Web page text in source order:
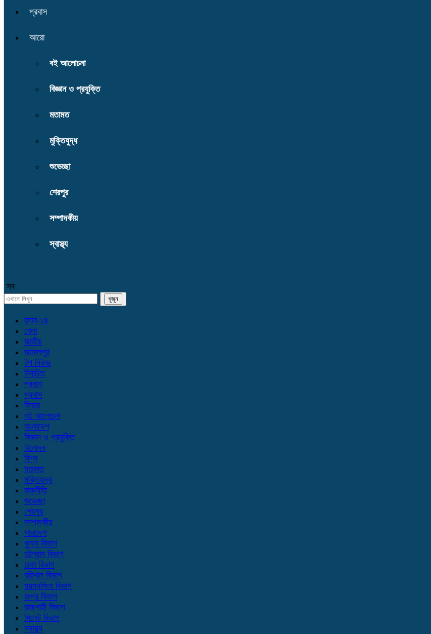
প্রবাস
আরো
বই আলোচনা
বিজ্ঞান ও প্রযুক্তি
মতামত
মুক্তিযুদ্ধ
শুভেচ্ছা
শেরপুর
সম্পাদকীয়
স্বাস্থ্য
সব
র‌্যাব-১৪
খেলা
জাতীয়
জামালপুর
টপ নিউজ
নির্বাচিত
প্রধান
প্রবাস
ফিচার
বই আলোচনা
বাংলাদেশ
বিজ্ঞান ও প্রযুক্তি
বিনোদন
বিশ্ব
মতামত
মুক্তিযুদ্ধ
রাজনীতি
শুভেচ্ছা
শেরপুর
সম্পাদকীয়
সারাদেশ
খুলনা বিভাগ
চট্টগ্রাম বিভাগ
ঢাকা বিভাগ
বরিশাল বিভাগ
ময়মনসিংহ বিভাগ
রংপুর বিভাগ
রাজশাহী বিভাগ
সিলেট বিভাগ
স্বাস্থ্য